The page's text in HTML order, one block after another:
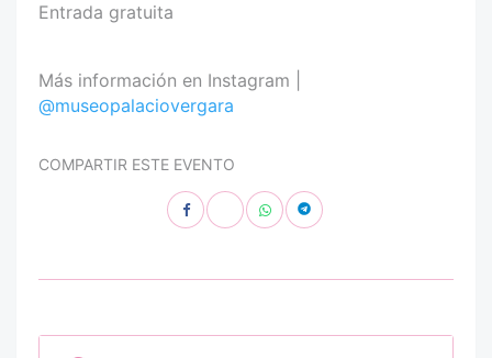
Entrada gratuita
Más información en Instagram |
@museopalaciovergara
COMPARTIR ESTE EVENTO